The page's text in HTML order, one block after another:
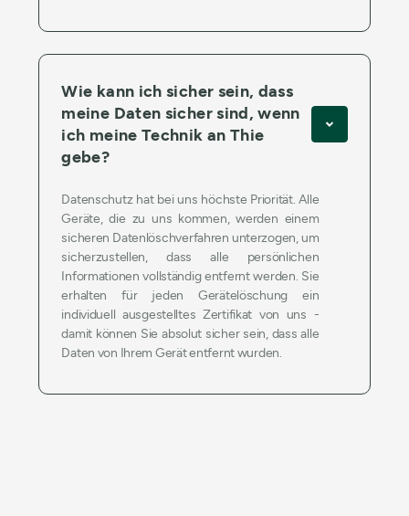
Wie kann ich sicher sein, dass
meine Daten sicher sind, wenn
ich meine Technik an Thie
gebe?
Datenschutz hat bei uns höchste Priorität. Alle
Geräte, die zu uns kommen, werden einem
sicheren Datenlöschverfahren unterzogen, um
sicherzustellen, dass alle persönlichen
Informationen vollständig entfernt werden. Sie
erhalten für jeden Gerätelöschung ein
individuell ausgestelltes Zertifikat von uns -
damit können Sie absolut sicher sein, dass alle
Daten von Ihrem Gerät entfernt wurden.